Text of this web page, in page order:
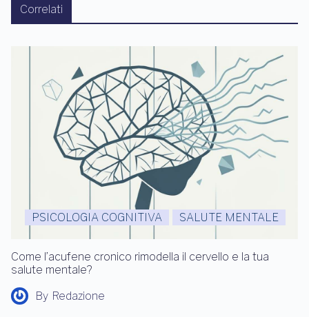
Correlati
PSICOLOGIA COGNITIVA SALUTE MENTALE
Come l’acufene cronico rimodella il cervello e la tua
salute mentale?
By Redazione